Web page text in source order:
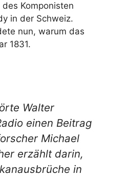
Komponisten
in der Schweiz.
nun, warum das
1831.
Walter
einen Beitrag
Michael
erzählt darin,
in